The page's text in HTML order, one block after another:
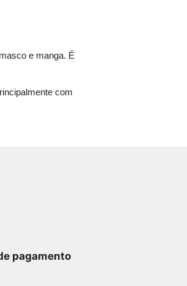
e manga. É
com
pagamento